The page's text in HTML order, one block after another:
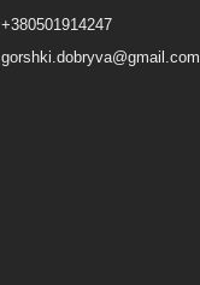
+380501914247
gorshki.dobryva@gmail.com